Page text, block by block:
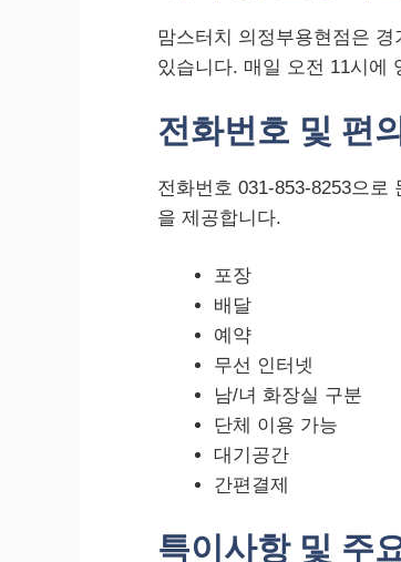
맘스터치 의정부용현점은
있습니다. 매일 오전 11시에
전화번호 및 편
전화번호 031-853-8253으
을 제공합니다.
포장
배달
예약
무선 인터넷
남/녀 화장실 구분
단체 이용 가능
대기공간
간편결제
특이사항 및 주